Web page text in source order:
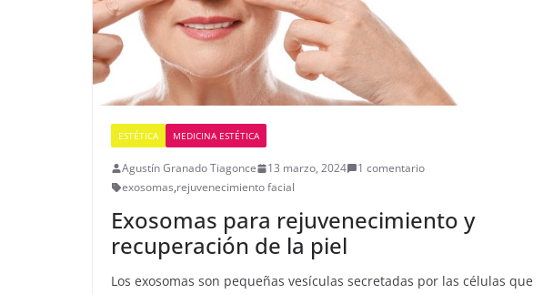
ESTÉTICA MEDICINA ESTÉTICA
Agustín Granado Tiagonce 13 marzo, 2024
1 comentario
exosomas,rejuvenecimiento facial
Exosomas para rejuvenecimiento y
recuperación de la piel
Los exosomas son pequeñas vesículas secretadas por las células que